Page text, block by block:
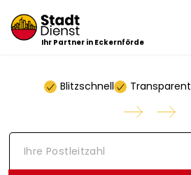
Ihr Partner in Eckernförde
Blitzschnell Transparent
I